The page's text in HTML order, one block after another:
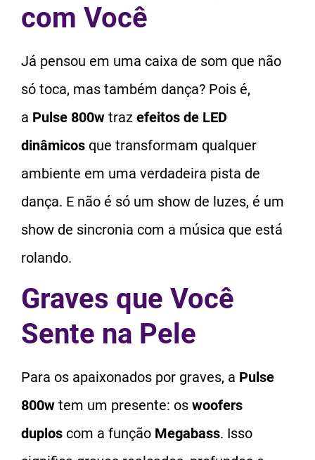
com Você
Já pensou em uma caixa de som que não
só toca, mas também dança? Pois é,
a Pulse 800w traz efeitos de LED
dinâmicos que transformam qualquer
ambiente em uma verdadeira pista de
dança. E não é só um show de luzes, é um
show de sincronia com a música que está
rolando.
Graves que Você
Sente na Pele
Para os apaixonados por graves, a Pulse
800w tem um presente: os woofers
duplos com a função Megabass. Isso